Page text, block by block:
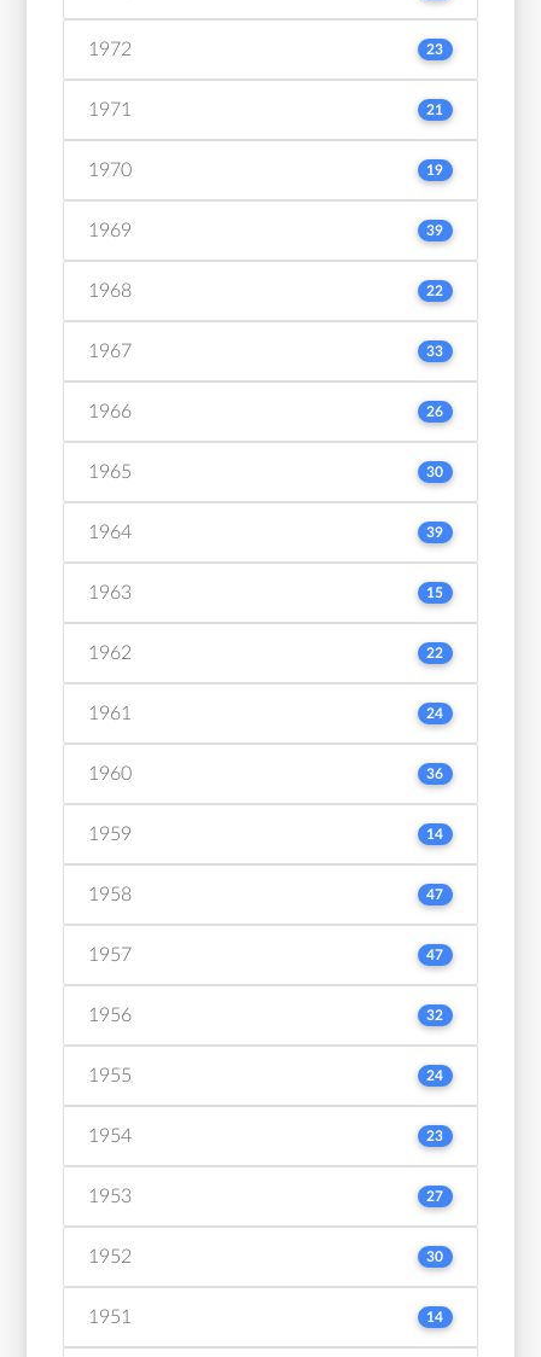
1972 23
1971 21
1970 19
1969 39
1968 22
1967 33
1966 26
1965 30
1964 39
1963 15
1962 22
1961 24
1960 36
1959 14
1958 47
1957 47
1956 32
1955 24
1954 23
1953 27
1952 30
1951 14